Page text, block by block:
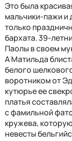
Это была
мальчики-пажи и
только
бархата. 39-
Паолы в своем
А Матильда
белого
воротником от
кутюрье ее
платья
с фамильной
кружева,
невесты